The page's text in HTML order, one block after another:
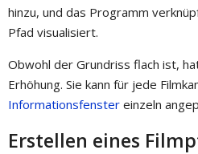
hinzu, und das Programm
Pfad visualisiert.
Obwohl der Grundriss flach ist,
Erhöhung. Sie kann für jede
Informationsfenster einzeln
Erstellen eines